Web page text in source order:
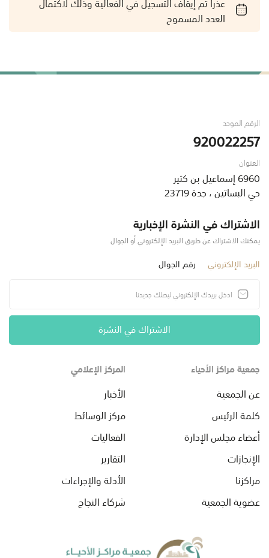
العدد المسموح
الرقم الموحد
920022257
العنوان
6960 إسماعيل بن كثير
حي البساتين ، جدة 23719
الاشتراك في النشرة الإخبارية
يمكنك الاشتراك عن طريق البريد الإلكتروني أو الجوال
البريد الإلكتروني رقم الجوال
الاشتراك في النشرة
جمعية مراكز الأحياء
عن الجمعية
كلمة الرئيس
أعضاء مجلس الإدارة
الإنجازات
مراكزنا
عضوية الجمعية
المركز الإعلامي
الأخبار
مركز الوسائط
الفعاليات
التقارير
الأدلة والإجراءات
شركاء النجاح